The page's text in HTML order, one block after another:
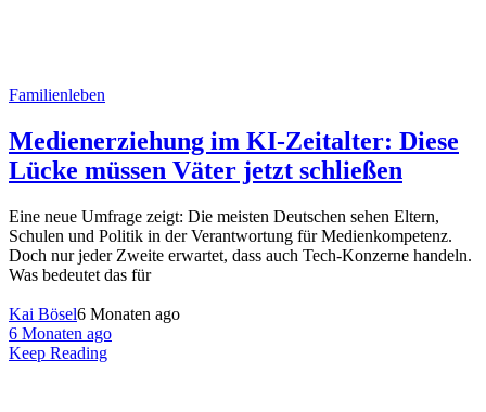
Familienleben
Medienerziehung im KI-Zeitalter: Diese
Lücke müssen Väter jetzt schließen
Eine neue Umfrage zeigt: Die meisten Deutschen sehen Eltern,
Schulen und Politik in der Verantwortung für Medienkompetenz.
Doch nur jeder Zweite erwartet, dass auch Tech-Konzerne handeln.
Was bedeutet das für
Kai Bösel6 Monaten ago
6 Monaten ago
Keep Reading